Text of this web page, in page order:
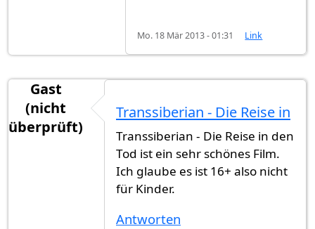
Mo. 18 Mär 2013 - 01:31 Link
Gast
(nicht
überprüft)
Transsiberian - Die Reise in
Transsiberian - Die Reise in den
Tod ist ein sehr schönes Film.
Ich glaube es ist 16+ also nicht
für Kinder.
Antworten